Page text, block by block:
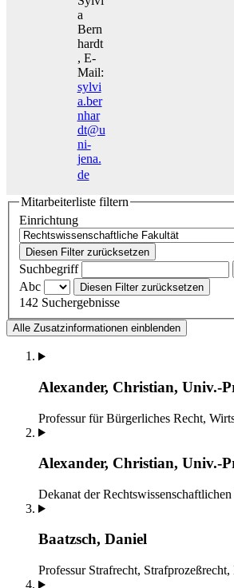
a
Bern
hardt
, E-
Mail:
sylvi
a.ber
nhar
dt@u
ni-
jena.
de
Mitarbeiterliste filtern
Einrichtung
Diesen Filter zurücksetzen
Suchbegriff
Abc Diesen Filter zurücksetzen
142 Suchergebnisse
Alle Zusatzinformationen einblenden
Alexander, Christian, Univ.-
Professur für Bürgerliches Recht,
Alexander, Christian, Univ.-
Dekanat der
Baatzsch, Daniel
Professur Strafrecht,